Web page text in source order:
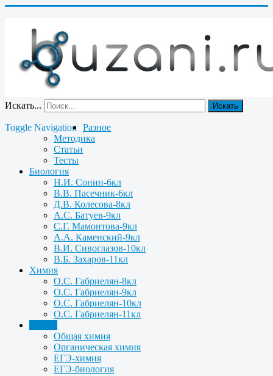
Искать... Искать
Toggle Navigation
Разное
Методика
Статьи
Тесты
Биология
Н.И. Сонин-6кл
В.В. Пасечник-6кл
Д.В. Колесова-8кл
А.С. Батуев-9кл
С.Г. Мамонтова-9кл
А.А. Каменский-9кл
В.И. Сивоглазов-10кл
В.Б. Захаров-11кл
Химия
О.С. Габриелян-8кл
О.С. Габриелян-9кл
О.С. Габриелян-10кл
О.С. Габриелян-11кл
Общая химия
Органическая химия
ЕГЭ-химия
ЕГЭ-биология